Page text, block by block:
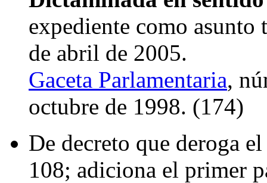
expediente como
de abril de 2005.
Gaceta Parlamentaria,
octubre de 1998. (174)
De decreto que deroga
108; adiciona el primer